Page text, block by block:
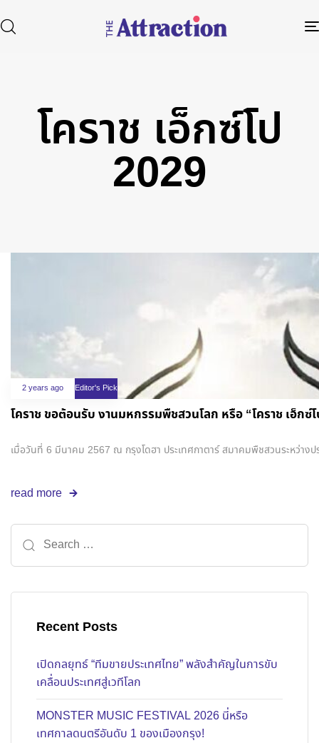
Type and hit enter
โคราช เอ็กซ์โป
2029
2 years ago Editor's Pick
โคราช ขอต้อนรับ งานมหกรรมพืชสวนโลก หรือ “โคราช เอ็กซ์
เมื่อวันที่ 6 มีนาคม 2567 ณ กรุงโดฮา ประเทศกาตาร์ สมาคมพืชสวนระหว่า
read more
Recent Posts
เปิดกลยุทธ์ “ทีมขายประเทศไทย” พลังสำคัญในการขับ
เคลื่อนประเทศสู่เวทีโลก
MONSTER MUSIC FESTIVAL 2026 นี่หรือ
เทศกาลดนตรีอันดับ 1 ของเมืองกรุง!